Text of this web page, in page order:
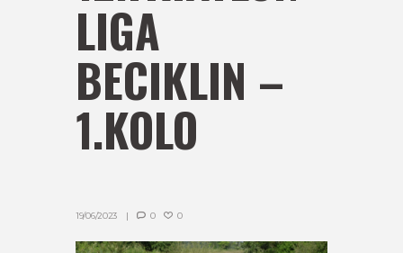
LIGA
BECIKLIN –
1.KOLO
19/06/2023 0 0